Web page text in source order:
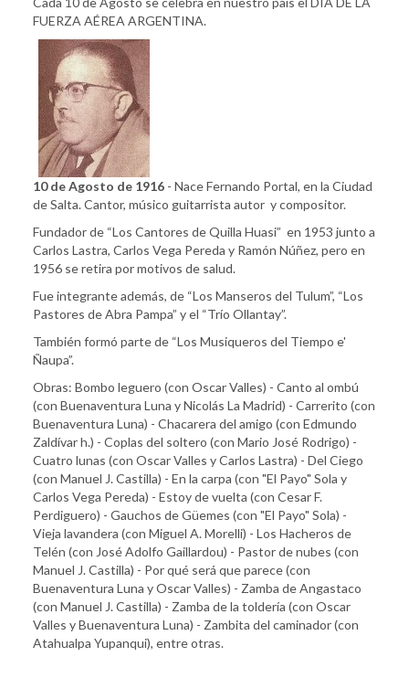
FUERZA AÉREA ARGENTINA.
10 de Agosto de 1916 - Nace Fernando Portal, en la Ciudad
de Salta. Cantor, músico guitarrista autor y compositor.
Fundador de “Los Cantores de Quilla Huasi” en 1953 junto a
Carlos Lastra, Carlos Vega Pereda y Ramón Núñez, pero en
1956 se retira por motivos de salud.
Fue integrante además, de “Los Manseros del Tulum”, “Los
Pastores de Abra Pampa” y el “Trío Ollantay”.
También formó parte de “Los Musiqueros del Tiempo e'
Ñaupa”.
Obras: Bombo leguero (con Oscar Valles) - Canto al ombú
(con Buenaventura Luna y Nicolás La Madrid) - Carrerito (con
Buenaventura Luna) - Chacarera del amigo (con Edmundo
Zaldívar h.) - Coplas del soltero (con Mario José Rodrigo) -
Cuatro lunas (con Oscar Valles y Carlos Lastra) - Del Ciego
(con Manuel J. Castilla) - En la carpa (con "El Payo" Sola y
Carlos Vega Pereda) - Estoy de vuelta (con Cesar F.
Perdiguero) - Gauchos de Güemes (con "El Payo" Sola) -
Vieja lavandera (con Miguel A. Morelli) - Los Hacheros de
Telén (con José Adolfo Gaillardou) - Pastor de nubes (con
Manuel J. Castilla) - Por qué será que parece (con
Buenaventura Luna y Oscar Valles) - Zamba de Angastaco
(con Manuel J. Castilla) - Zamba de la toldería (con Oscar
Valles y Buenaventura Luna) - Zambita del caminador (con
Atahualpa Yupanqui), entre otras.